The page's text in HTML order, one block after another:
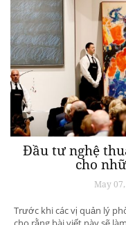
Đầu tư nghệ
cho
May
Trước khi các vị quản lý